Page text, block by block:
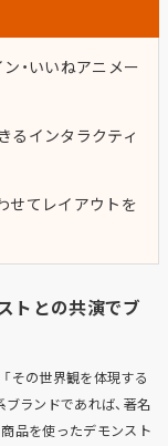
・いいねアニメー
るインタラクティ
せてレイアウトを
トとの共演でブ
その世界観を体現する
ブランドであれば、著名
品を使ったデモンスト